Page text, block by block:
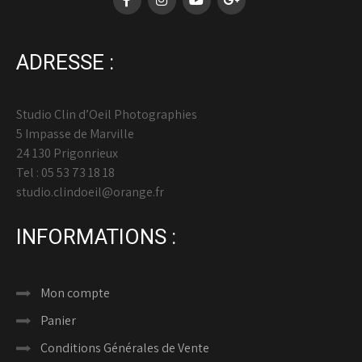
ADRESSE :
Studio Clin d’Oeil Photographies
5 Impasse de Marville
24 130 Prigonrieux
Tel : 05 53 73 18 18
studio.clindoeil@orange.fr
INFORMATIONS :
Mon compte
Panier
Conditions Générales de Vente